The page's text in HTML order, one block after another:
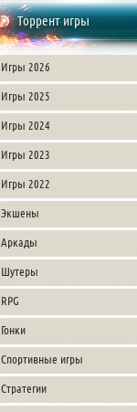
Торрент игры
Игры 2026
Игры 2025
Игры 2024
Игры 2023
Игры 2022
Экшены
Аркады
Шутеры
RPG
Гонки
Спортивные игры
Стратегии